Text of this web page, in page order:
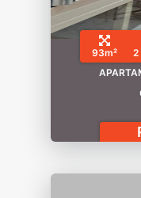
93m² 2